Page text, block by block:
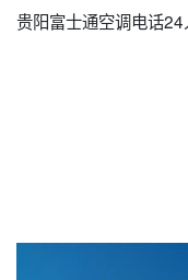
贵阳富士通空调电话